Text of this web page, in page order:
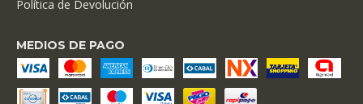
Política de Devolución
MEDIOS DE PAGO